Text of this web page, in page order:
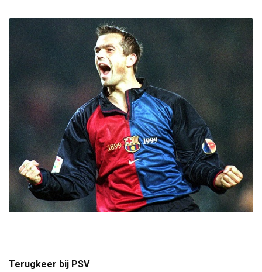
Terugkeer bij PSV